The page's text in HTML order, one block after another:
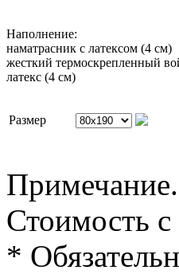
Наполнение:
наматрасник с латексом (4 см)
жесткий термоскрепленный
латекс (4 см)
Размер
Стоимость
*